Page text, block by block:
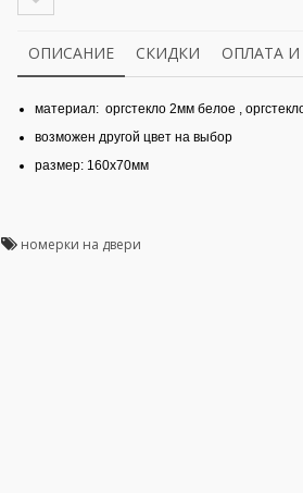
ОПИСАНИЕ СКИДКИ ОПЛАТА
материал: оргстекло 2мм белое ,
возможен другой цвет на выбор
размер: 160x70мм
номерки на двери